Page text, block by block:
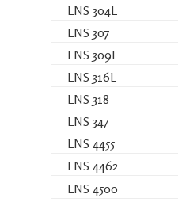
LNS 304L
LNS 307
LNS 309L
LNS 316L
LNS 318
LNS 347
LNS 4455
LNS 4462
LNS 4500